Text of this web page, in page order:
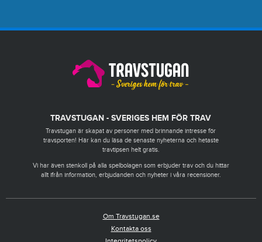
TRAVSTUGAN - SVERIGES HEM FÖR TRAV
Travstugan är skapat av personer med brinnande intresse för
travsporten! Här kan du läsa de senaste nyheterna och hetaste
travtipsen helt gratis.
Vi har även stenkoll på alla spelbolagen som erbjuder trav och du hittar
allt ifrån information, erbjudanden och nyheter i våra recensioner.
Om Travstugan.se
Kontakta oss